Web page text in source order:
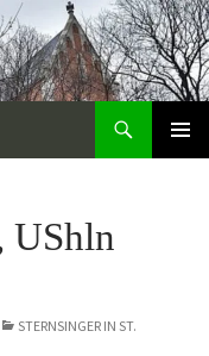
UShln
STERNSINGER IN ST.